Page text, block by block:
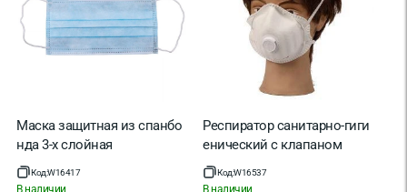
Маска защитная из спанбо
нда 3-х слойная
Код:W16417
В наличии
Респиратор санитарно-гиги
енический с клапаном
Код:W16537
В наличии